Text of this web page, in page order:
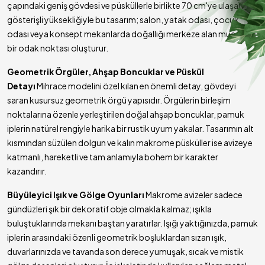
Tasarım
Detayı
Geometrik Düğüm Formu, Ahşap Boncuk Geçişleri,
Uzun Püsküller
Kullanım
Şekli
Sarkıt Avize (Tavan Aydınlatma)
7 - 10 İş Günü (Özel Üretim)
Ampul &
Tesisat
Standart tavan askı tesisatı ile gönderilir (Ampul
Dahil Değildir)
Kullanım
Alanı
Salon, Yatak Odası, Çocuk/Bebek Odası, Konsept
Mekanlar
çapındaki geniş gövdesi ve püsküllerle birlikte 70 cm'ye ulaşan
gösterişli yüksekliğiyle bu tasarım; salon, yatak odası, çocuk
odası veya konsept mekanlarda doğallığı merkeze alan muazzam
bir odak noktası oluşturur.
Geometrik Örgüler, Ahşap Boncuklar ve Püskül
DetayıMihrace modelini özel kılan en önemli detay, gövdeyi
saran kusursuz geometrik örgü yapısıdır. Örgülerin birleşim
noktalarına özenle yerleştirilen doğal ahşap boncuklar, pamuk
iplerin natürel rengiyle harika bir rustik uyum yakalar. Tasarımın alt
kısmından süzülen dolgun ve kalın makrome püsküller ise avizeye
katmanlı, hareketli ve tam anlamıyla bohem bir karakter
kazandırır.
Büyüleyici Işık ve Gölge OyunlarıMakrome avizeler sadece
gündüzleri şık bir dekoratif obje olmakla kalmaz; ışıkla
buluştuklarında mekanı baştan yaratırlar. Işığı yaktığınızda, pamuk
iplerin arasındaki özenli geometrik boşluklardan sızan ışık,
duvarlarınızda ve tavanda son derece yumuşak, sıcak ve mistik